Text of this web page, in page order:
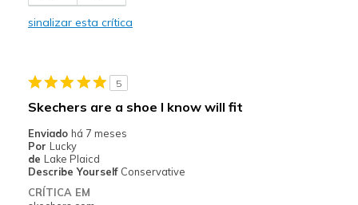
Contras
Too Wide all around the shoe -
Sizing
Feels true to size
View On Shoes
I'm Into Shoes
sinalizar esta crítica
5
Skechers are a shoe I know will fit
Enviado há 7 meses
Por Lucky
de Lake Plaicd
Describe Yourself Conservative
CRÍTICA EM